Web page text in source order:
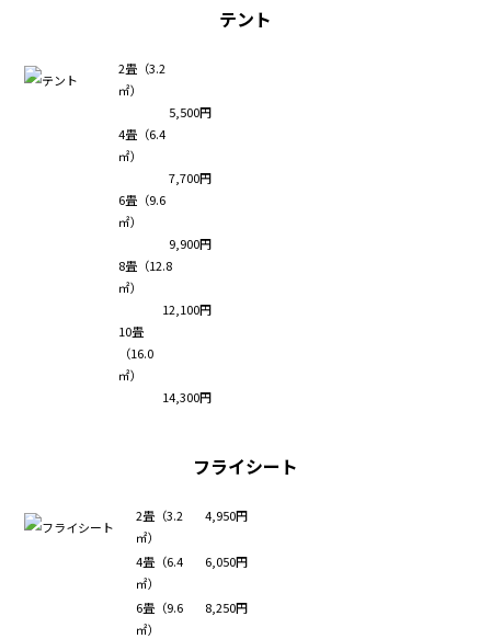
テント
2畳（3.2
㎡）
5,500円
4畳（6.4
㎡）
7,700円
6畳（9.6
㎡）
9,900円
8畳（12.8
㎡）
12,100円
10畳
（16.0
㎡）
14,300円
フライシート
2畳（3.2
㎡）
4,950円
4畳（6.4
㎡）
6,050円
6畳（9.6
㎡）
8,250円